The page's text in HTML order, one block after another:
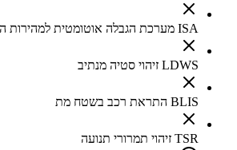
ISA מערכת הגבלה אוטומטית למהירות הרכב
LDWS זיהוי סטיה מנתיב
BLIS התראת רכב בשטח מת
TSR זיהוי תמרורי תנועה